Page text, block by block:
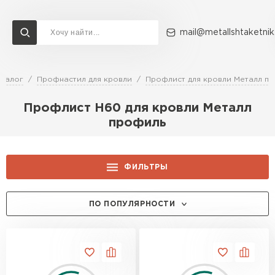
Профнастил для кровли Профлист для кровли Металл
Профлист Н60 для кровли Металл
профиль
ФИЛЬТРЫ
RAL 1014
ПО ПОПУЛЯРНОСТИ
Доставка и оплата Акции О компании Контакты